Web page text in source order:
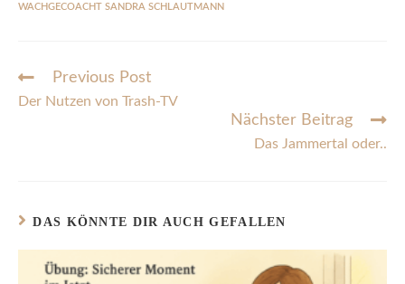
WACHGECOACHT SANDRA SCHLAUTMANN
Previous Post
Der Nutzen von Trash-TV
Nächster Beitrag
Das Jammertal oder..
DAS KÖNNTE DIR AUCH GEFALLEN